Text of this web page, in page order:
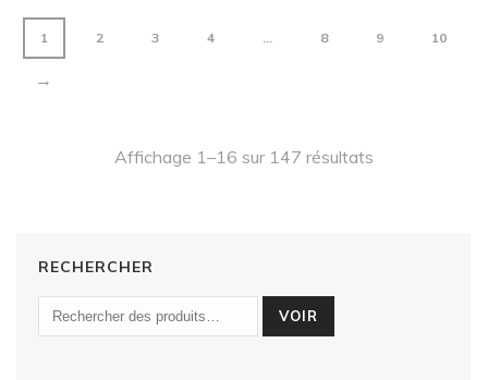
180,00 $
1 2 3 4 … 8 9 10
→
Affichage 1–16 sur 147 résultats
RECHERCHER
VOIR